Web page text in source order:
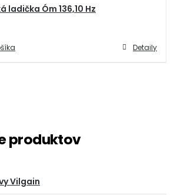
ladička Óm 136,10 Hz
Detaily
produktov
Vilgain